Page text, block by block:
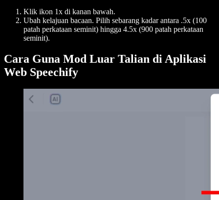
Klik ikon 1x di kanan bawah.
Ubah kelajuan bacaan. Pilih sebarang kadar antara .5x (100
patah perkataan seminit) hingga 4.5x (900 patah perkataan
seminit).
Cara Guna Mod Luar Talian di Aplikasi
Web Speechify